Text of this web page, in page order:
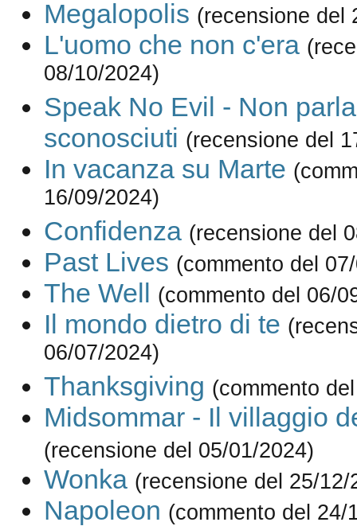
Megalopolis (recensione del
L'uomo che non c'era
08/10/2024)
Speak No Evil - Non
sconosciuti (recensione del
In vacanza su Marte
16/09/2024)
Confidenza (recensione del
Past Lives (commento del
The Well (commento del 06/
Il mondo dietro di te
06/07/2024)
Thanksgiving (commento
Midsommar - Il villaggio
(recensione del 05/01/2024)
Wonka (recensione del 25/12/
Napoleon (commento del 24/